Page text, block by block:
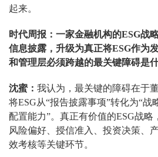
起来。
时代周报：一家金融机构的ESG战
信息披露，升级为真正将ESG作为
和管理层必须跨越的最关键障碍是
沈蜜： 我认为，最关键的障碍在于
将ESG从“报告披露事项”转化为“战
配置能力”。真正有价值的ESG战略
风险偏好、授信准入、投资决策、
效考核等关键环节。